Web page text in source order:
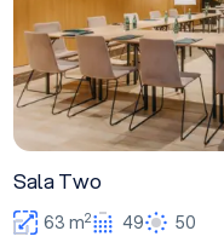
Sala Two
63 m2 49 50